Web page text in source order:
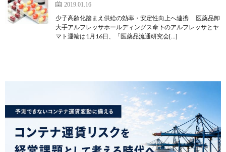
2019.01.16
少子高齢化踏まえ供給の効率・安定性向上へ連携 医薬品卸
大手アルフレッサホールディングス傘下のアルフレッサとヤ
マト運輸は1月16日、「医薬品流通研究会[…]